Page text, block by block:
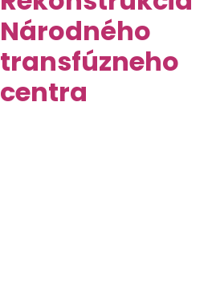
Národného
transfúzneho
centra